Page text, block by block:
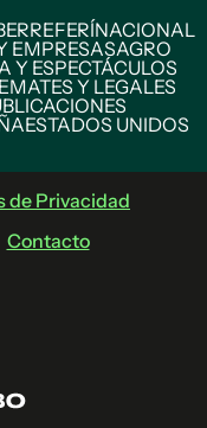
REFERÍNACIONAL
EMPRESASAGRO
Y ESPECTÁCULOS
Y LEGALES
ESTADOS UNIDOS
de Privacidad
Contacto